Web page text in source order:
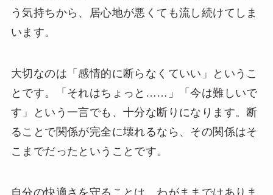
う気持ちから、居心地が悪くても流し続けてしま
います。
大切なのは「感情的に断らなくていい」というこ
とです。「それはちょっと……」「今は難しいで
す」という一言でも、十分な断りになります。断
ることで関係が完全に壊れるなら、その関係はそ
こまでだったということです。
自分の快適さを守ることは、わがままではありま